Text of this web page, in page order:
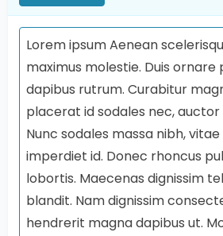
Lorem ipsum Aenean
maximus molestie. Duis ornare
dapibus rutrum. Curabitur
placerat id sodales nec, auctor
Nunc sodales massa nibh,
imperdiet id. Donec rhoncus
lobortis. Maecenas dignissim
blandit. Nam dignissim
hendrerit magna dapibus ut.